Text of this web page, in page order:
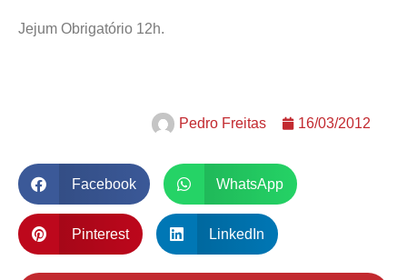
Jejum Obrigatório 12h.
Pedro Freitas 16/03/2012
Facebook WhatsApp
Pinterest LinkedIn